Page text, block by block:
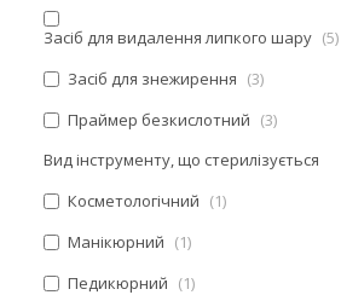
Засіб для видалення липкого шару
5
Засіб для знежирення
3
Праймер безкислотний
3
Вид інструменту, що стерилізується
Косметологічний
1
Манікюрний
1
Педикюрний
1